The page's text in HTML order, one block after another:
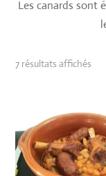
Les canards sont
7 résultats affichés